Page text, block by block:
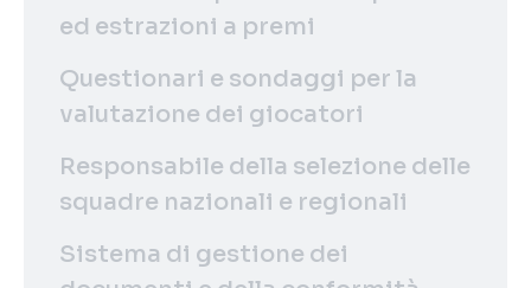
ed estrazioni a premi
Questionari e sondaggi per la
valutazione dei giocatori
Responsabile della selezione delle
squadre nazionali e regionali
Sistema di gestione dei